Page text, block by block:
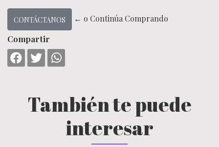
CONTÁCTANOS ← o Continúa Comprando
Compartir
También te puede
interesar